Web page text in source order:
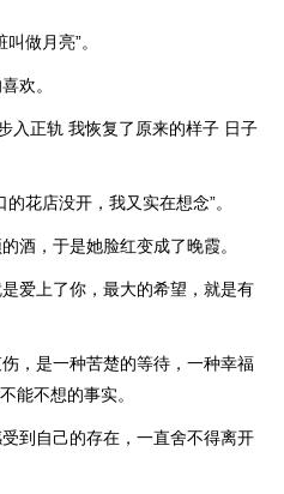
做月亮”。
欢。
入正轨 我恢复了原来的样子 日子
花店没开，我又实在想念”。
酒，于是她脸红变成了晚霞。
爱上了你，最大的希望，就是有
，是一种苦楚的等待，一种幸福
能不想的事实。
到自己的存在，一直舍不得离开